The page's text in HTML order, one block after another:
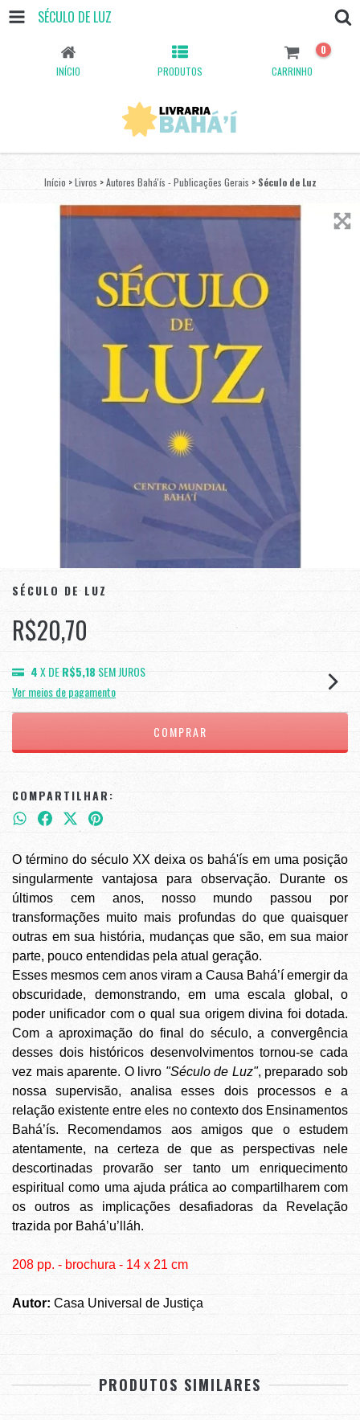
SÉCULO DE LUZ
INÍCIO PRODUTOS CARRINHO
0
Início > Livros > Autores Bahá'ís - Publicações Gerais > Século de Luz
SÉCULO DE LUZ
R$20,70
4X DER$5,18 SEM JUROS
Ver meios de pagamento
COMPARTILHAR:
O término do século XX deixa os bahá'ís em uma posição
singularmente vantajosa para observação. Durante os
últimos cem anos, nosso mundo passou por
transformações muito mais profundas do que quaisquer
outras em sua história, mudanças que são, em sua maior
parte, pouco entendidas pela atual geração.
Esses mesmos cem anos viram a Causa Bahá’í emergir da
obscuridade, demonstrando, em uma escala global, o
poder unificador com o qual sua origem divina foi dotada.
Com a aproximação do final do século, a convergência
desses dois históricos desenvolvimentos tornou-se cada
vez mais aparente. O livro "Século de Luz", preparado sob
nossa supervisão, analisa esses dois processos e a
relação existente entre eles no contexto dos Ensinamentos
Bahá’ís. Recomendamos aos amigos que o estudem
atentamente, na certeza de que as perspectivas nele
descortinadas provarão ser tanto um enriquecimento
espiritual como uma ajuda prática ao compartilharem com
os outros as implicações desafiadoras da Revelação
trazida por Bahá’u’lláh.
208 pp. - brochura - 14 x 21 cm
Autor: Casa Universal de Justiça
PRODUTOS SIMILARES